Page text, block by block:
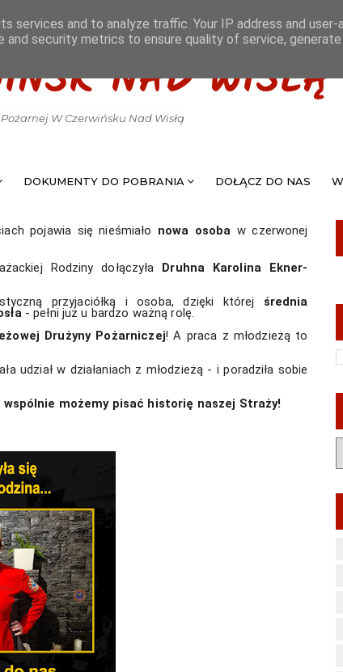
NAD WISŁĄ
W Czerwińsku Nad Wisłą
DOKUMENTY DO POBRANIA DOŁĄCZ DO NAS
pojawia się nieśmiało nowa osoba w czerwonej
Rodziny dołączyła Druhna Karolina Ekner-
przyjaciółką i osoba, dzięki której średnia
- pełni już u bardzo ważną rolę.
Drużyny Pożarniczej! A praca z młodzieżą to
udział w działaniach z młodzieżą - i poradziła sobie
wspólnie możemy pisać historię naszej Straży!
services and to analyze traffic. Your IP address and user-
and security metrics to ensure quality of service, generate